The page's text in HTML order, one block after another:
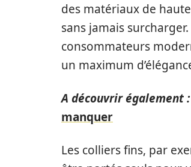
des matériaux de
sans jamais
consommateurs
un maximum
A découvrir également :
manquer
Les colliers fins, par